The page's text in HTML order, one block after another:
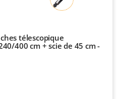
télescopique
400 cm + scie de 45 cm -